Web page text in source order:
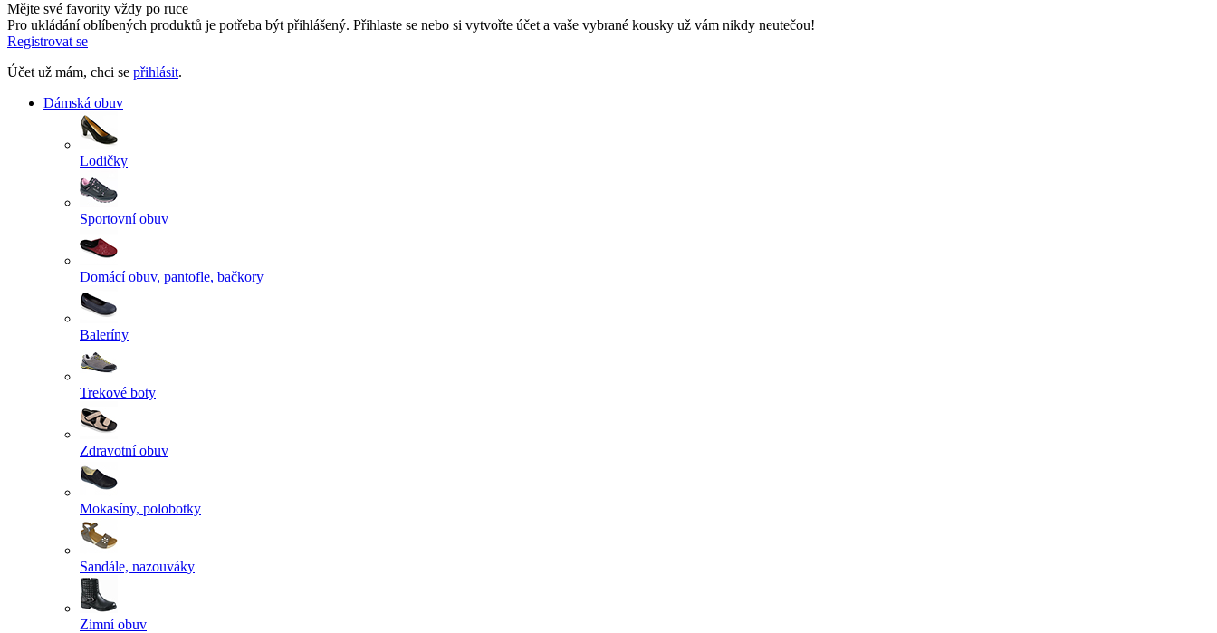
Mějte své favority vždy po ruce
Pro ukládání oblíbených produktů je potřeba být přihlášený. Přihlaste se nebo si vytvořte účet a vaše vybrané kousky už vám nikdy neutečou!
Registrovat se
Účet už mám, chci se přihlásit.
Dámská obuv
Lodičky
Sportovní obuv
Domácí obuv, pantofle, bačkory
Baleríny
Trekové boty
Zdravotní obuv
Mokasíny, polobotky
Sandále, nazouváky
Zimní obuv